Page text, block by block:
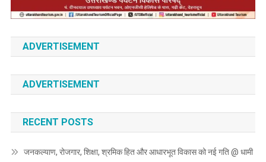
ADVERTISEMENT
ADVERTISEMENT
RECENT POSTS
जनकल्याण, रोजगार, शिक्षा, श्रमिक हित और आधारभूत विकास को नई गति @ धामी